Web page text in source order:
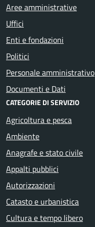
Aree amministrative
Uffici
Enti e fondazioni
Politici
Personale amministrativo
Documenti e Dati
CATEGORIE DI SERVIZIO
Agricoltura e pesca
Ambiente
Anagrafe e stato civile
Appalti pubblici
Autorizzazioni
Catasto e urbanistica
Cultura e tempo libero